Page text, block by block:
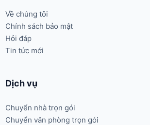
Về chúng tôi
Chính sách bảo mật
Hỏi đáp
Tin tức mới
Dịch vụ
Chuyển nhà trọn gói
Chuyển văn phòng trọn gói